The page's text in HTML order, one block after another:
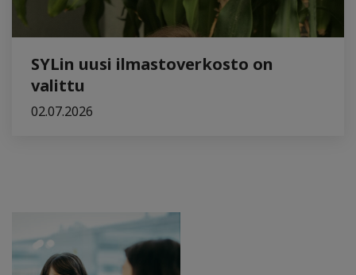
SYLin uusi ilmastoverkosto on
valittu
02.07.2026